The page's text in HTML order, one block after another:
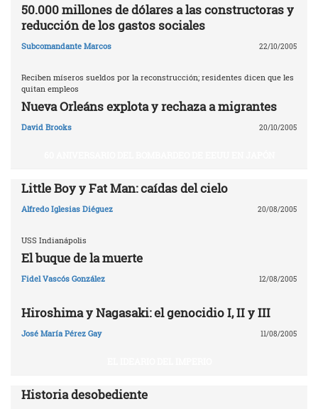
50.000 millones de dólares a las constructoras y
reducción de los gastos sociales
Subcomandante Marcos 22/10/2005
Reciben míseros sueldos por la reconstrucción; residentes dicen que les
quitan empleos
Nueva Orleáns explota y rechaza a migrantes
David Brooks 20/10/2005
Little Boy y Fat Man: caídas del cielo
Alfredo Iglesias Diéguez 20/08/2005
USS Indianápolis
El buque de la muerte
Fidel Vascós González 12/08/2005
Hiroshima y Nagasaki: el genocidio I, II y III
José María Pérez Gay 11/08/2005
Historia desobediente